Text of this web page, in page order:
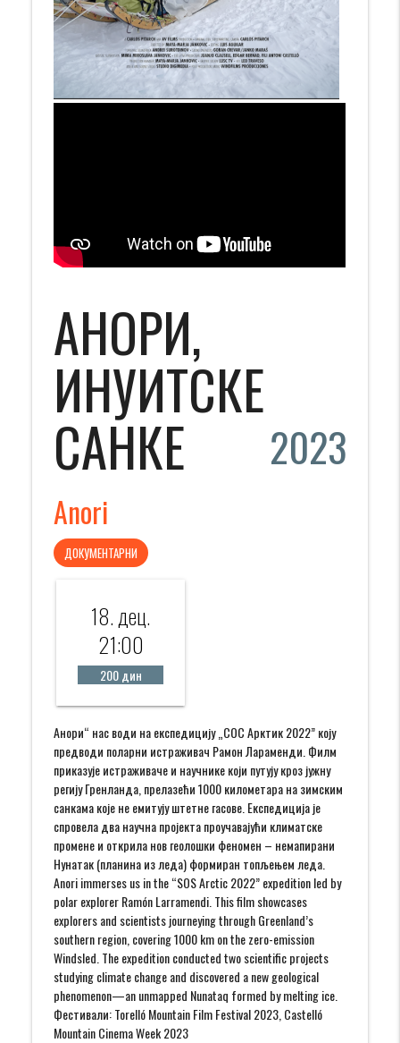
АНОРИ,
ИНУИТСКЕ
САНКЕ 2023
Anori
ДОКУМЕНТАРНИ
18. дец.
21:00
200 дин
Анори“ нас води на експедицију „СОС Арктик 2022” коју
предводи поларни истраживач Рамон Лараменди. Филм
приказује истраживаче и научнике који путују кроз јужну
регију Гренланда, прелазећи 1000 километара на зимским
санкама које не емитују штетне гасове. Експедиција је
спровела два научна пројекта проучавајући климатске
промене и открила нов геолошки феномен – немапирани
Нунатак (планина из леда) формиран топљењем леда.
Anori immerses us in the “SOS Arctic 2022” expedition led by
polar explorer Ramón Larramendi. This film showcases
explorers and scientists journeying through Greenland’s
southern region, covering 1000 km on the zero-emission
Windsled. The expedition conducted two scientific projects
studying climate change and discovered a new geological
phenomenon—an unmapped Nunataq formed by melting ice.
Фестивали: Torelló Mountain Film Festival 2023, Castelló
Mountain Cinema Week 2023